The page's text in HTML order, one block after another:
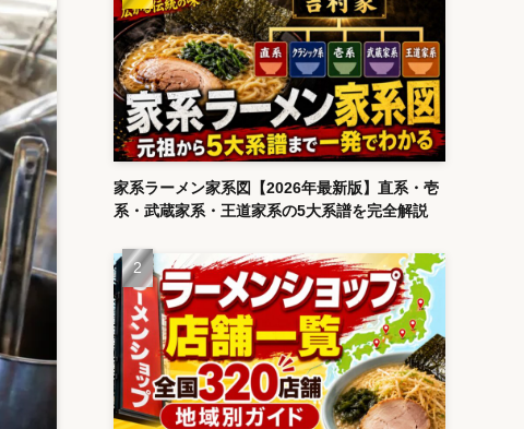
家系ラーメン家系図【2026年最新版】直系・壱
系・武蔵家系・王道家系の5大系譜を完全解説